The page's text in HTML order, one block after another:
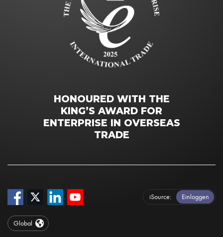
HONOURED WITH THE
KING’S AWARD FOR
ENTERPRISE IN OVERSEAS
TRADE
iSource Einloggen
Global